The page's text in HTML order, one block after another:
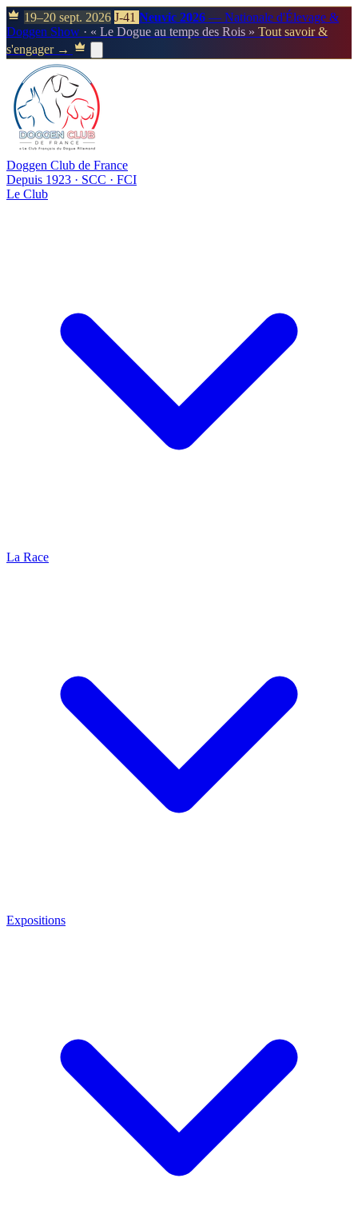
19–20 sept. 2026 J-41 Neuvic 2026 — Nationale d'Élevage &
Doggen Show · « Le Dogue au temps des Rois » Tout savoir &
s'engager →
Doggen Club de France
Depuis 1923 · SCC · FCI
Le Club
La Race
Expositions